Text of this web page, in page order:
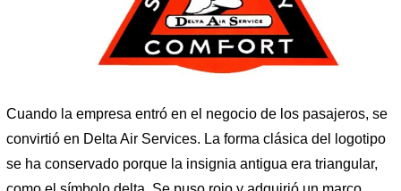
Cuando la empresa entró en el negocio de los pasajeros, se
convirtió en Delta Air Services. La forma clásica del logotipo
se ha conservado porque la insignia antigua era triangular,